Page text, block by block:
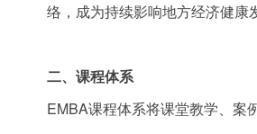
络，成为持续影响地方经济健康
二、课程体系
EMBA课程体系将课堂教学、案